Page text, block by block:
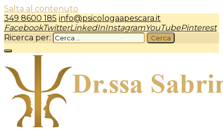
Salta al contenuto
349 8600 185 info@psicologaapescara.it
FacebookTwitterLinkedInInstagramYouTubePinterest
Ricerca per: